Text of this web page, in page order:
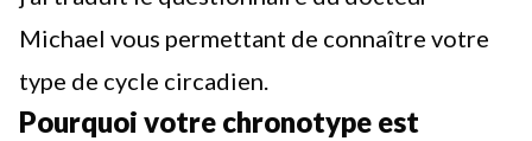
Michael vous permettant de connaître votre
type de cycle circadien.
Pourquoi votre chronotype est